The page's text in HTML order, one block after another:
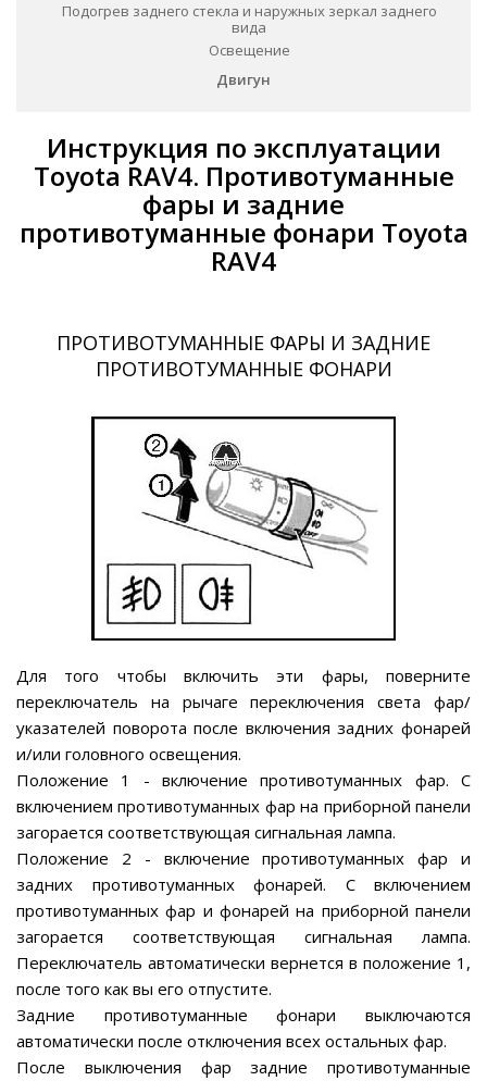
Подогрев заднего стекла и наружных зеркал заднего
вида
Освещение
Двигун
Инструкция по эксплуатации
Toyota RAV4. Противотуманные
фары и задние
противотуманные фонари Toyota
RAV4
ПРОТИВОТУМАННЫЕ ФАРЫ И ЗАДНИЕ
ПРОТИВОТУМАННЫЕ ФОНАРИ
Для того чтобы включить эти фары, поверните
переключатель на рычаге переключения света фар/
указателей поворота после включения задних фонарей
и/или головного освещения.
Положение 1 - включение противотуманных фар. С
включением противотуманных фар на приборной панели
загорается соответствующая сигнальная лампа.
Положение 2 - включение противотуманных фар и
задних противотуманных фонарей. С включением
противотуманных фар и фонарей на приборной панели
загорается соответствующая сигнальная лампа.
Переключатель автоматически вернется в положение 1,
после того как вы его отпустите.
Задние противотуманные фонари выключаются
автоматически после отключения всех остальных фар.
После выключения фар задние противотуманные